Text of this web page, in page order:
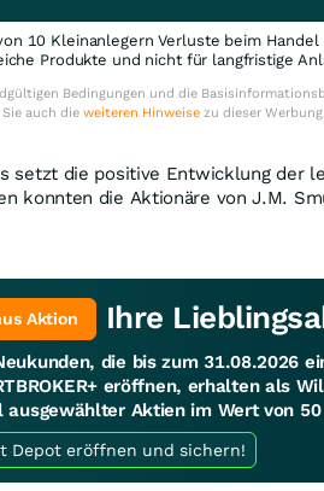
10 Kleinanlegern Verluste beim
Produkte und nicht für langfristige
Bedingungen und die
auch die weiteren Hinweisezu dieser
setzt die positive Entwicklung der
konnten die Aktionäre von J.M.
Aktion Ihre
die bis zum 31.08.2026
eröffnen, erhalten als
ausgewählter Aktien im Wert von 50
Jetzt Depot eröffnen und sichern!